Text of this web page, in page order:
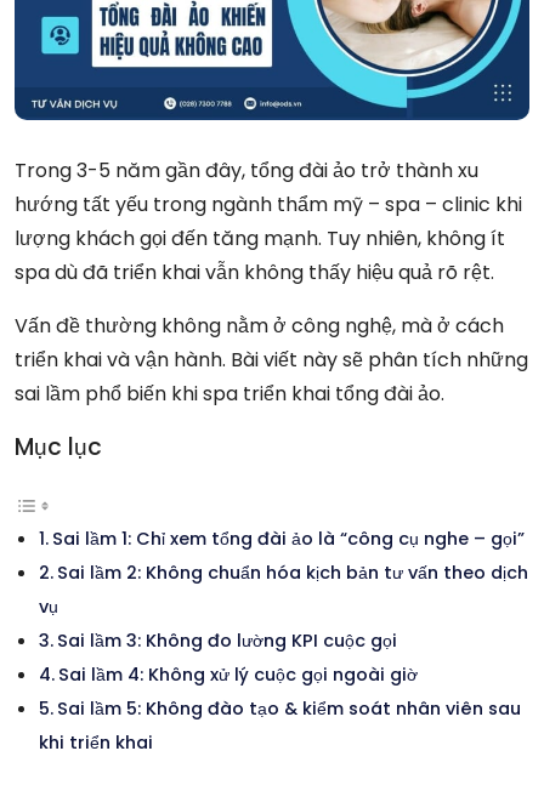
Trong 3-5 năm gần đây, tổng đài ảo trở thành xu
hướng tất yếu trong ngành thẩm mỹ – spa – clinic khi
lượng khách gọi đến tăng mạnh. Tuy nhiên, không ít
spa dù đã triển khai vẫn không thấy hiệu quả rõ rệt.
Vấn đề thường không nằm ở công nghệ, mà ở cách
triển khai và vận hành. Bài viết này sẽ phân tích những
sai lầm phổ biến khi spa triển khai tổng đài ảo.
Mục lục
Sai lầm 1: Chỉ xem tổng đài ảo là “công cụ nghe – gọi”
Sai lầm 2: Không chuẩn hóa kịch bản tư vấn theo dịch
vụ
Sai lầm 3: Không đo lường KPI cuộc gọi
Sai lầm 4: Không xử lý cuộc gọi ngoài giờ
Sai lầm 5: Không đào tạo & kiểm soát nhân viên sau
khi triển khai